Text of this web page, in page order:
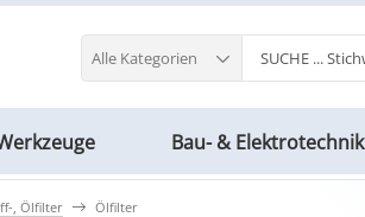
Alle Kategorien
Bau- & Elektrotechnik
, Ölfilter Ölfilter